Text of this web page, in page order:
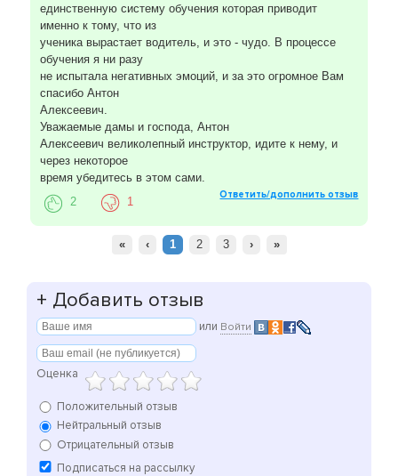
единственную систему обучения которая приводит
именно к тому, что из
ученика вырастает водитель, и это - чудо. В процессе
обучения я ни разу
не испытала негативных эмоций, и за это огромное Вам
спасибо Антон
Алексеевич.
Уважаемые дамы и господа, Антон
Алексеевич великолепный инструктор, идите к нему, и
через некоторое
время убедитесь в этом сами.
Ответить/дополнить отзыв
2 1
« ‹ 1 2 3 › »
+ Добавить отзыв
или Войти
Оценка
Положительный отзыв
Нейтральный отзыв
Отрицательный отзыв
Подписаться на рассылку